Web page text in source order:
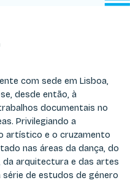
com sede em Lisboa,
desde então, à
documentais no
Privilegiando a
artístico e o cruzamento
nas áreas da dança, do
arquitectura e das artes
série de estudos de género